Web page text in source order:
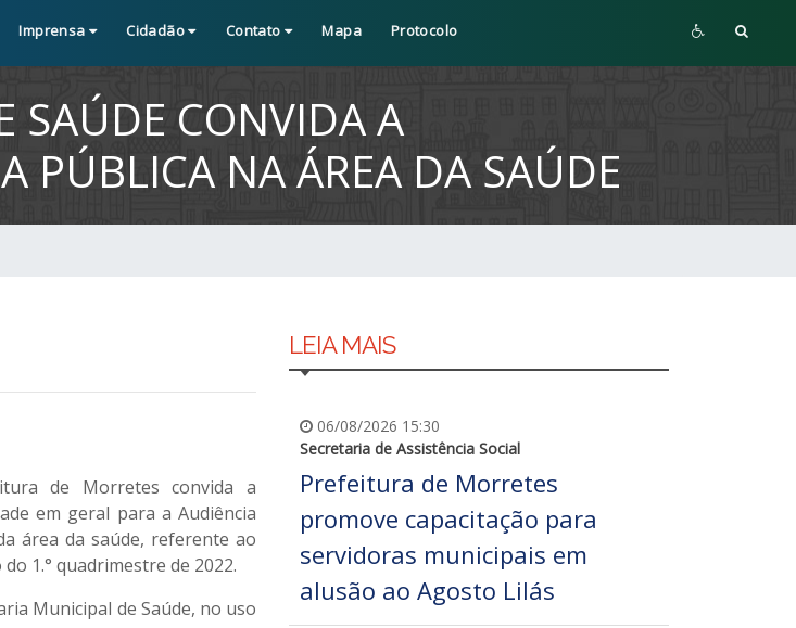
Imprensa Cidadão Contato Mapa Protocolo
SAÚDE CONVIDA A
PÚBLICA NA ÁREA DA SAÚDE
de Morretes convida a
em geral para a Audiência
área da saúde, referente ao
1.° quadrimestre de 2022.
Municipal de Saúde, no uso
LEIA MAIS
06/08/2026 15:30
Secretaria de Assistência Social
Prefeitura de Morretes
promove capacitação para
servidoras municipais em
alusão ao Agosto Lilás